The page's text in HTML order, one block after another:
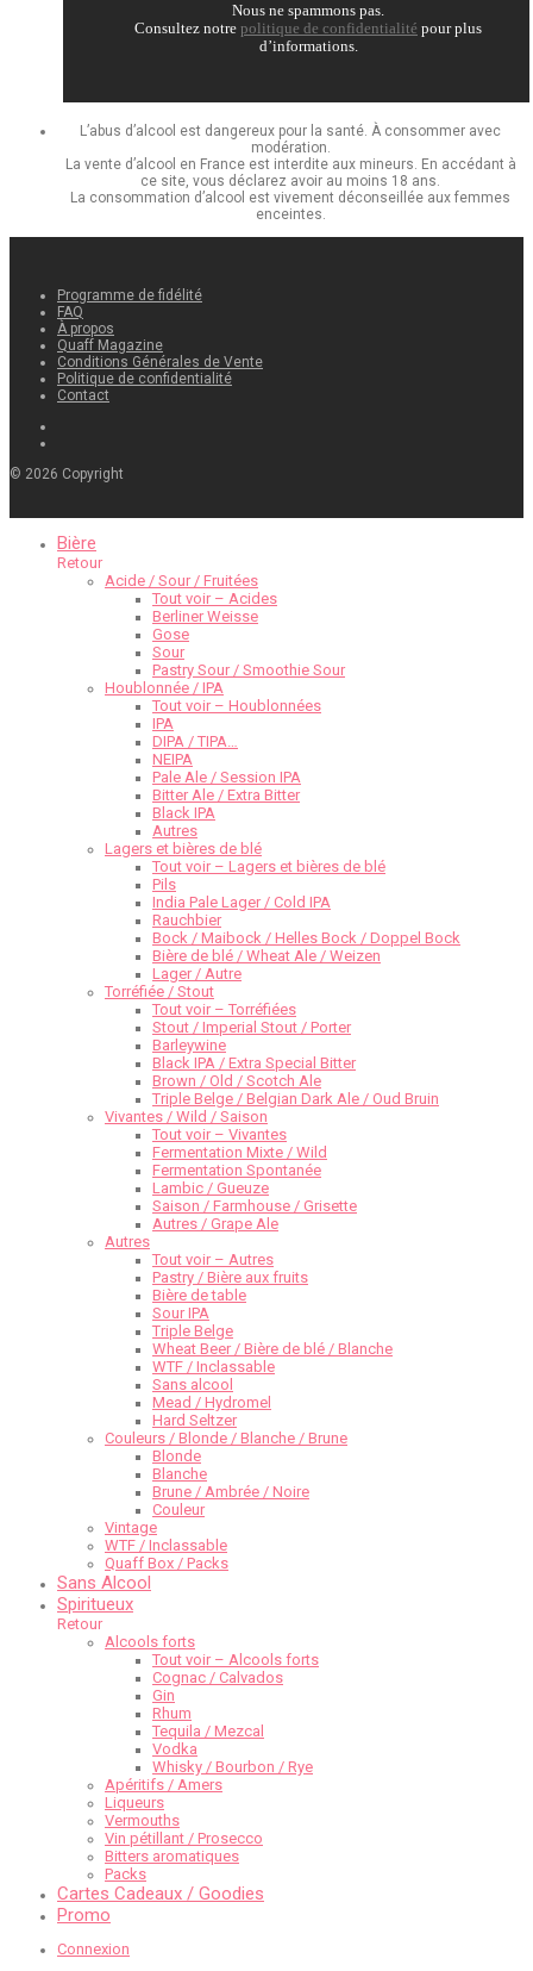
Nous ne spammons pas.
Consultez notre politique de confidentialité pour plus
d’informations.
L’abus d’alcool est dangereux pour la santé. À consommer avec
modération.
La vente d’alcool en France est interdite aux mineurs. En accédant à
ce site, vous déclarez avoir au moins 18 ans.
La consommation d’alcool est vivement déconseillée aux femmes
enceintes.
Programme de fidélité
FAQ
À propos
Quaff Magazine
Conditions Générales de Vente
Politique de confidentialité
Contact
© 2026 Copyright
Bière
Retour
Acide / Sour / Fruitées
Tout voir – Acides
Berliner Weisse
Gose
Sour
Pastry Sour / Smoothie Sour
Houblonnée / IPA
Tout voir – Houblonnées
IPA
DIPA / TIPA…
NEIPA
Pale Ale / Session IPA
Bitter Ale / Extra Bitter
Black IPA
Autres
Lagers et bières de blé
Tout voir – Lagers et bières de blé
Pils
India Pale Lager / Cold IPA
Rauchbier
Bock / Maibock / Helles Bock / Doppel Bock
Bière de blé / Wheat Ale / Weizen
Lager / Autre
Torréfiée / Stout
Tout voir – Torréfiées
Stout / Imperial Stout / Porter
Barleywine
Black IPA / Extra Special Bitter
Brown / Old / Scotch Ale
Triple Belge / Belgian Dark Ale / Oud Bruin
Vivantes / Wild / Saison
Tout voir – Vivantes
Fermentation Mixte / Wild
Fermentation Spontanée
Lambic / Gueuze
Saison / Farmhouse / Grisette
Autres / Grape Ale
Autres
Tout voir – Autres
Pastry / Bière aux fruits
Bière de table
Sour IPA
Triple Belge
Wheat Beer / Bière de blé / Blanche
WTF / Inclassable
Sans alcool
Mead / Hydromel
Hard Seltzer
Couleurs / Blonde / Blanche / Brune
Blonde
Blanche
Brune / Ambrée / Noire
Couleur
Vintage
WTF / Inclassable
Quaff Box / Packs
Sans Alcool
Spiritueux
Retour
Alcools forts
Tout voir – Alcools forts
Cognac / Calvados
Gin
Rhum
Tequila / Mezcal
Vodka
Whisky / Bourbon / Rye
Apéritifs / Amers
Liqueurs
Vermouths
Vin pétillant / Prosecco
Bitters aromatiques
Packs
Cartes Cadeaux / Goodies
Promo
Connexion